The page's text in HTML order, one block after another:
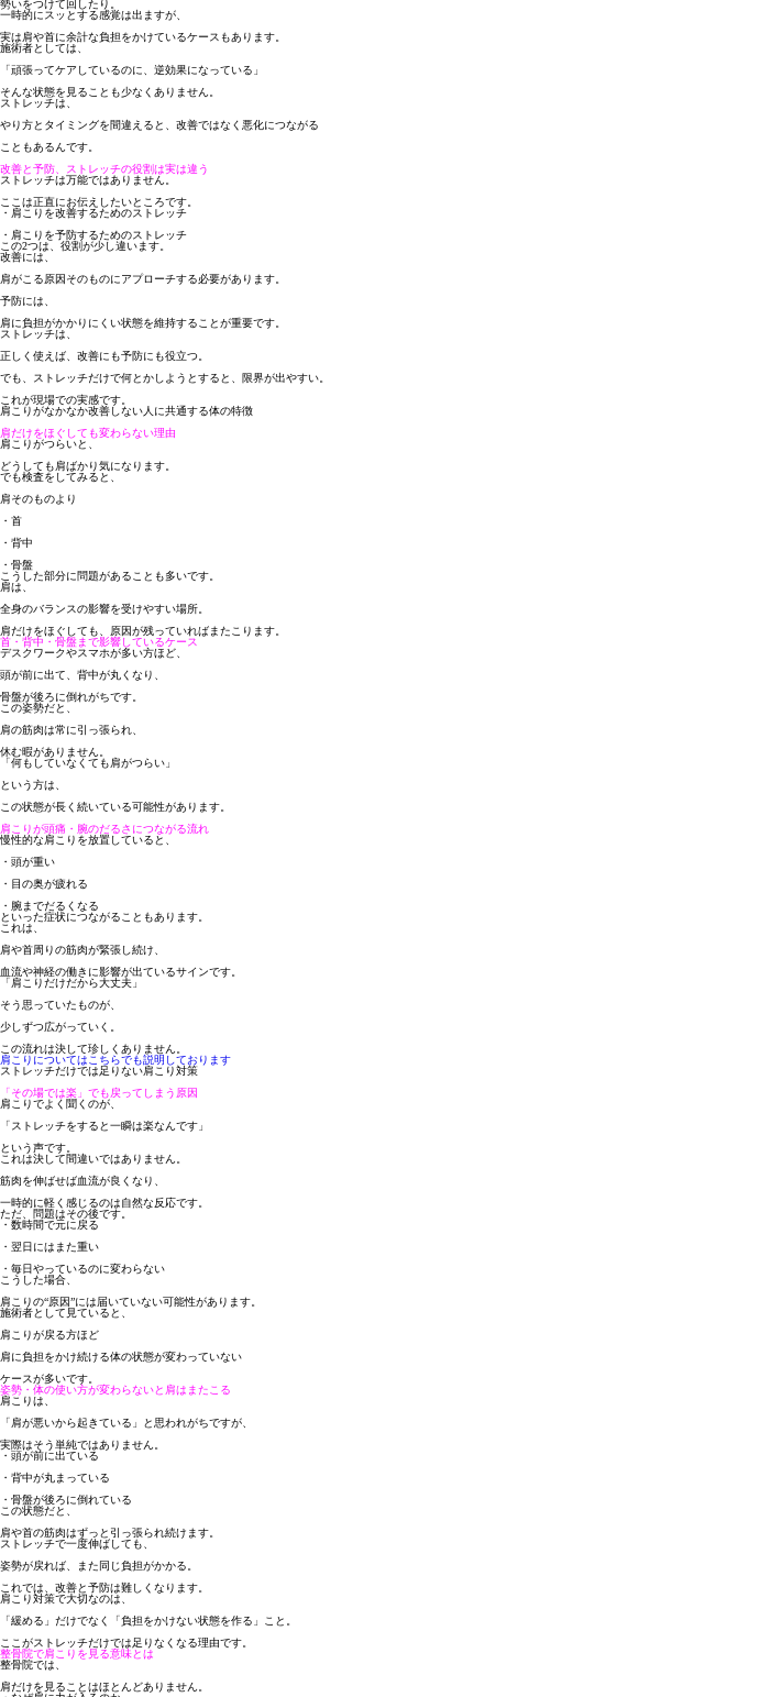
勢いをつけて回したり。
一時的にスッとする感覚は出ますが、
実は肩や首に余計な負担をかけているケースもあります。
施術者としては、
「頑張ってケアしているのに、逆効果になっている」
そんな状態を見ることも少なくありません。
ストレッチは、
やり方とタイミングを間違えると、改善ではなく悪化につながる
こともあるんです。
改善と予防、ストレッチの役割は実は違う
ストレッチは万能ではありません。
ここは正直にお伝えしたいところです。
・肩こりを改善するためのストレッチ
・肩こりを予防するためのストレッチ
この2つは、役割が少し違います。
改善には、
肩がこる原因そのものにアプローチする必要があります。
予防には、
肩に負担がかかりにくい状態を維持することが重要です。
ストレッチは、
正しく使えば、改善にも予防にも役立つ
でも、ストレッチだけで何とかしようとすると、限界が出やすい。
これが現場での実感です。
肩こりがなかなか改善しない人に共通する体の特徴
肩だけをほぐしても変わらない理由
肩こりがつらいと、
どうしても肩ばかり気になります。
でも検査をしてみると、
肩そのものより
・首
・背中
・骨盤
こうした部分に問題があることも多いです。
肩は、
全身のバランスの影響を受けやすい場所
肩だけをほぐしても、原因が残っていればまたこります。
首・背中・骨盤まで影響しているケース
デスクワークやスマホが多い方ほど、
頭が前に出て、背中が丸くなり、
骨盤が後ろに倒れがちです。
この姿勢だと、
肩の筋肉は常に引っ張られ、
休む暇がありません。
「何もしていなくても肩がつらい」
という方は、
この状態が長く続いている可能性があります。
肩こりが頭痛・腕のだるさにつながる流れ
慢性的な肩こりを放置していると、
・頭が重い
・目の奥が疲れる
・腕までだるくなる
といった症状につながることもあります。
これは、
肩や首周りの筋肉が緊張し続け、
血流や神経の働きに影響が出ているサインです。
「肩こりだけだから大丈夫」
そう思っていたものが、
少しずつ広がっていく。
この流れは決して珍しくありません。
肩こりについてはこちらでも説明しております
ストレッチだけでは足りない肩こり対策
「その場では楽」でも戻ってしまう原因
肩こりでよく聞くのが、
「ストレッチをすると一瞬は楽なんです」
という声です。
これは決して間違いではありません。
筋肉を伸ばせば血流が良くなり、
一時的に軽く感じるのは自然な反応です。
ただ、問題はその後です。
・数時間で元に戻る
・翌日にはまた重い
・毎日やっているのに変わらない
こうした場合、
肩こりの“原因”には届いていない可能性があります。
施術者として見ていると、
肩こりが戻る方ほど
肩に負担をかけ続ける体の状態が変わっていない
ケースが多いです。
姿勢・体の使い方が変わらないと肩はまたこる
肩こりは、
「肩が悪いから起きている」と思われがちですが、
実際はそう単純ではありません。
・頭が前に出ている
・背中が丸まっている
・骨盤が後ろに倒れている
この状態だと、
肩や首の筋肉はずっと引っ張られ続けます。
ストレッチで一度伸ばしても、
姿勢が戻れば、また同じ負担がかかる。
これでは、改善と予防は難しくなります。
肩こり対策で大切なのは、
「緩める」だけでなく「負担をかけない状態を作る」こと
ここがストレッチだけでは足りなくなる理由です。
整骨院で肩こりを見る意味とは
整骨院では、
肩だけを見ることはほとんどありません。